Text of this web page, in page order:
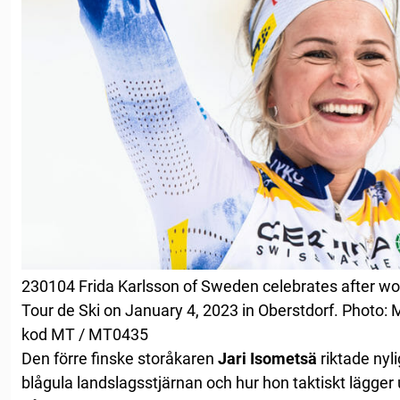
230104 Frida Karlsson of Sweden celebrates after
Tour de Ski on January 4, 2023 in Oberstdorf. Photo:
kod MT / MT0435
Den förre finske storåkaren Jari Isometsä riktade
blågula landslagsstjärnan och hur hon taktiskt